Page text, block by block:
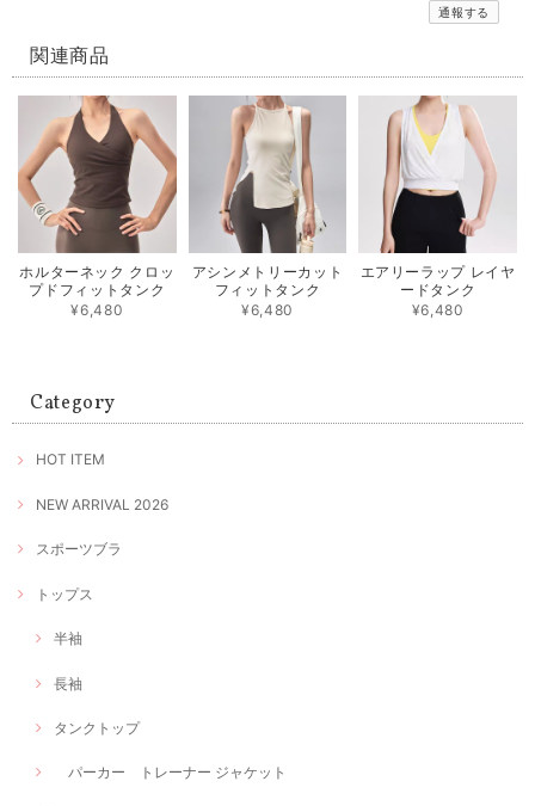
通報する
関連商品
ホルターネック クロッ
プドフィットタンク
¥6,480
アシンメトリーカット
フィットタンク
¥6,480
エアリーラップ レイヤ
ードタンク
¥6,480
Category
HOT ITEM
NEW ARRIVAL 2026
スポーツブラ
トップス
半袖
長袖
タンクトップ
パーカー トレーナー ジャケット